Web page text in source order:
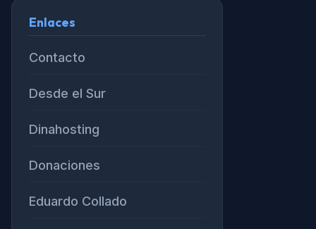
Enlaces
Contacto
Desde el Sur
Dinahosting
Donaciones
Eduardo Collado